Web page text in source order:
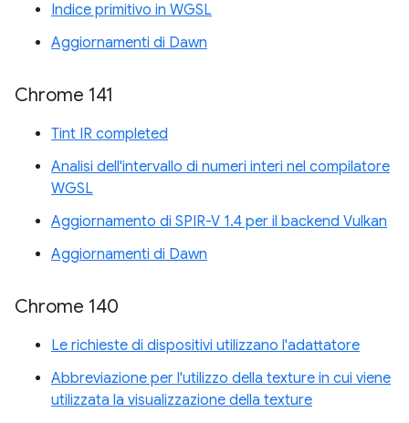
Indice primitivo in WGSL
Aggiornamenti di Dawn
Chrome 141
Tint IR completed
Analisi dell'intervallo di numeri interi nel compilatore
WGSL
Aggiornamento di SPIR-V 1.4 per il backend Vulkan
Aggiornamenti di Dawn
Chrome 140
Le richieste di dispositivi utilizzano l'adattatore
Abbreviazione per l'utilizzo della texture in cui viene
utilizzata la visualizzazione della texture